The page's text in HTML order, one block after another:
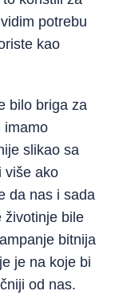
potrebu
kao
bilo briga za
imamo
slikao sa
više ako
da nas i sada
životinje bile
bitnija
je na koje bi
od nas.